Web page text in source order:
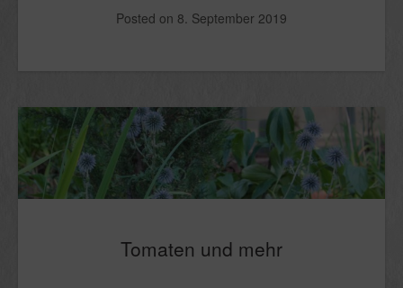
Posted on 8. September 2019
Tomaten und mehr